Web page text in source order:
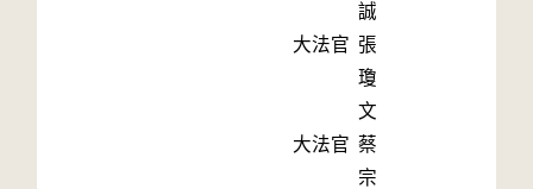
誠
大法官 張
瓊
文
大法官 蔡
宗